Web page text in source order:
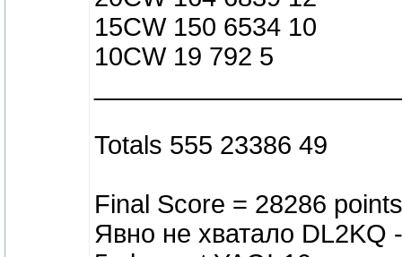
15CW 150 6534 10
10CW 19 792 5
Totals 555 23386 49
Final Score = 28286
Явно не хватало DL2KQ